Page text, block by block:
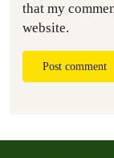
that my
website.
Post comment